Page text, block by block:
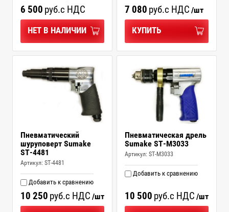
6 500 руб.с НДС
НЕТ В НАЛИЧИИ
7 080 руб.с НДС /шт
КУПИТЬ
Пневматический
шуруповерт Sumake
ST-4481
Артикул: ST-4481
Добавить к сравнению
10 250 руб.с НДС /шт
Пневматическая дрель
Sumake ST-M3033
Артикул: ST-M3033
Добавить к сравнению
10 500 руб.с НДС /шт